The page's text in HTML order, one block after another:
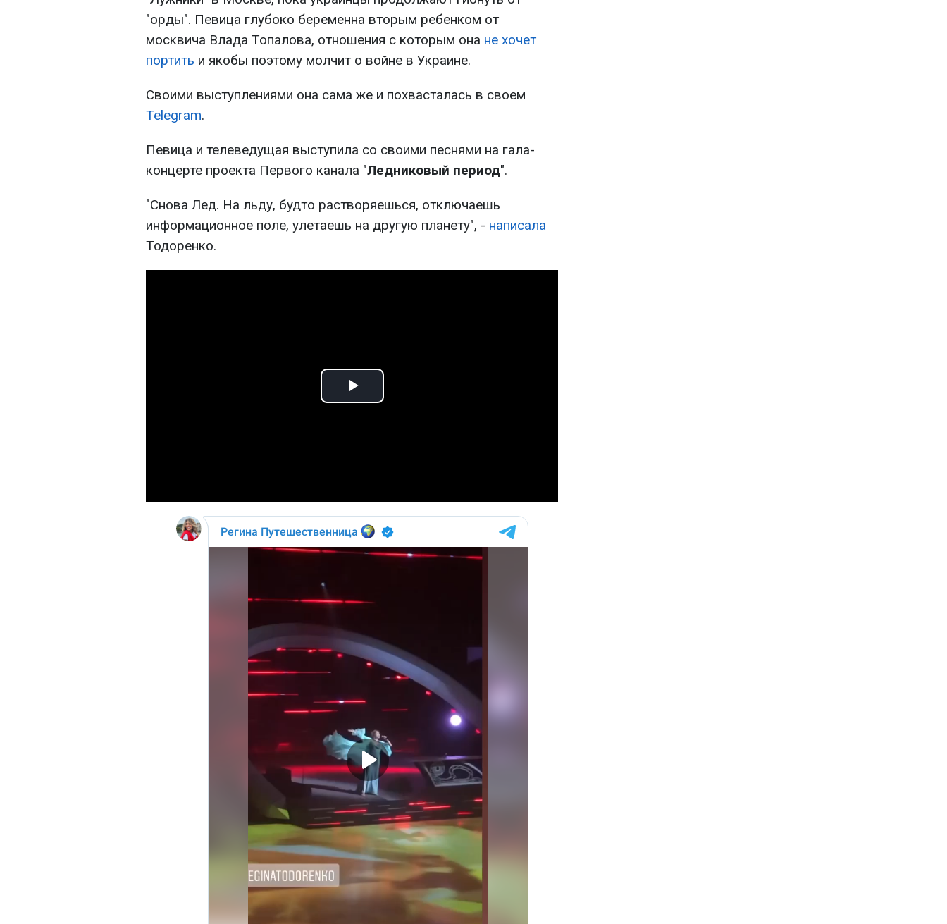
"орды". Певица глубоко беременна вторым ребенком от
москвича Влада Топалова, отношения с которым она не хочет
портить и якобы поэтому молчит о войне в Украине.
Своими выступлениями она сама же и похвасталась в своем
Telegram.
Певица и телеведущая выступила со своими песнями на гала-
концерте проекта Первого канала "Ледниковый период".
"Снова Лед. На льду, будто растворяешься, отключаешь
информационное поле, улетаешь на другую планету", - написала
Тодоренко.
Play